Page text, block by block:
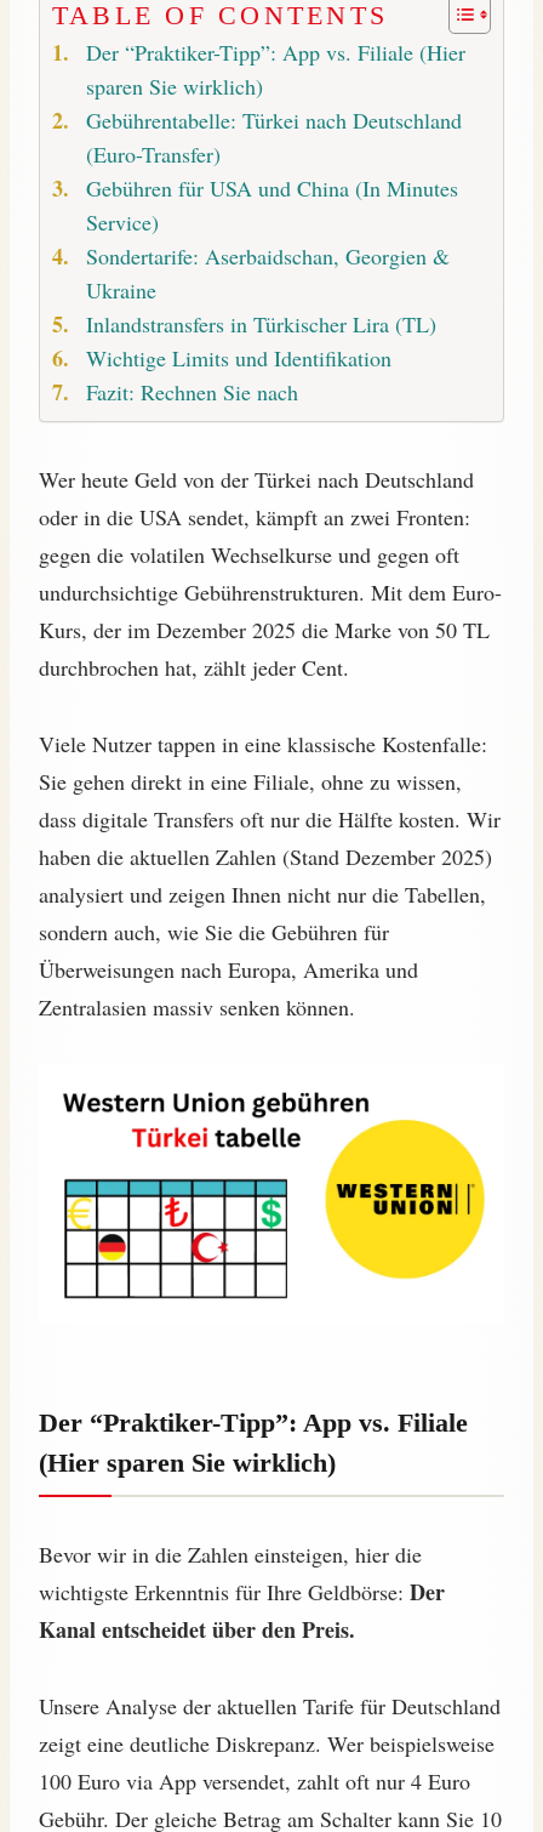
TABLE OF CONTENTS
Der “Praktiker-Tipp”: App vs. Filiale (Hier
sparen Sie wirklich)
Gebührentabelle: Türkei nach Deutschland
(Euro-Transfer)
Gebühren für USA und China (In Minutes
Service)
Sondertarife: Aserbaidschan, Georgien &
Ukraine
Inlandstransfers in Türkischer Lira (TL)
Wichtige Limits und Identifikation
Fazit: Rechnen Sie nach
Wer heute Geld von der Türkei nach Deutschland
oder in die USA sendet, kämpft an zwei Fronten:
gegen die volatilen Wechselkurse und gegen oft
undurchsichtige Gebührenstrukturen. Mit dem Euro-
Kurs, der im Dezember 2025 die Marke von 50 TL
durchbrochen hat, zählt jeder Cent.
Viele Nutzer tappen in eine klassische Kostenfalle:
Sie gehen direkt in eine Filiale, ohne zu wissen,
dass digitale Transfers oft nur die Hälfte kosten. Wir
haben die aktuellen Zahlen (Stand Dezember 2025)
analysiert und zeigen Ihnen nicht nur die Tabellen,
sondern auch, wie Sie die Gebühren für
Überweisungen nach Europa, Amerika und
Zentralasien massiv senken können.
Der “Praktiker-Tipp”: App vs. Filiale
(Hier sparen Sie wirklich)
Bevor wir in die Zahlen einsteigen, hier die
wichtigste Erkenntnis für Ihre Geldbörse: Der
Kanal entscheidet über den Preis.
Unsere Analyse der aktuellen Tarife für Deutschland
zeigt eine deutliche Diskrepanz. Wer beispielsweise
100 Euro via App versendet, zahlt oft nur 4 Euro
Gebühr. Der gleiche Betrag am Schalter kann Sie 10